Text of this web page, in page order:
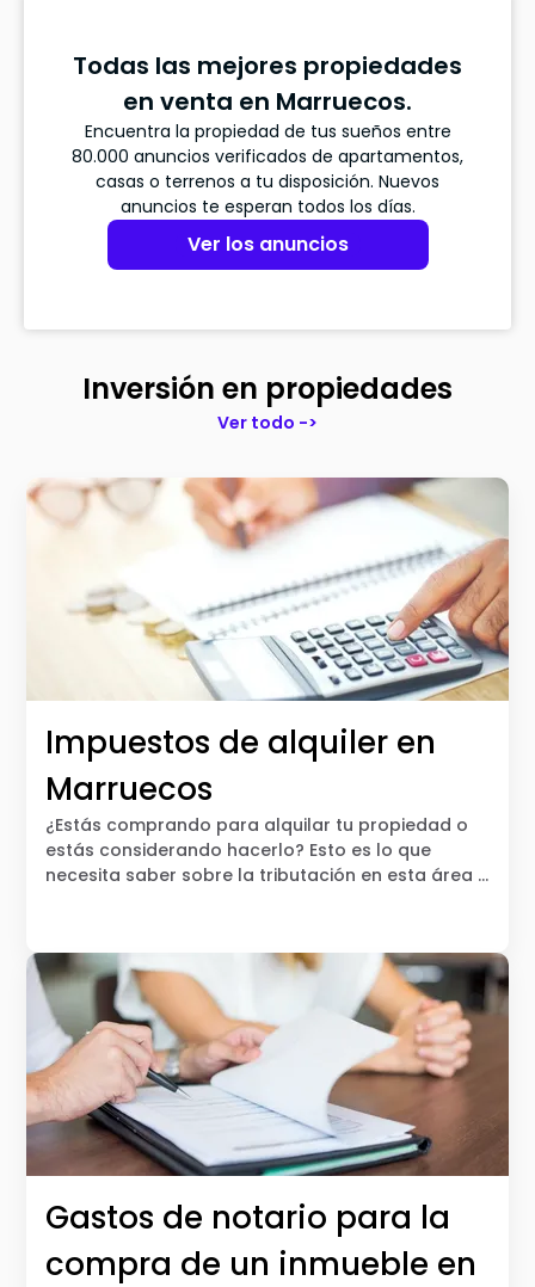
Todas las mejores propiedades
en venta en Marruecos.
Encuentra la propiedad de tus sueños entre
80.000 anuncios verificados de apartamentos,
casas o terrenos a tu disposición. Nuevos
anuncios te esperan todos los días.
Ver los anuncios
Inversión en propiedades
Ver todo ->
Impuestos de alquiler en
Marruecos
¿Estás comprando para alquilar tu propiedad o
estás considerando hacerlo? Esto es lo que
necesita saber sobre la tributación en esta área y
Gastos de notario para la
compra de un inmueble en